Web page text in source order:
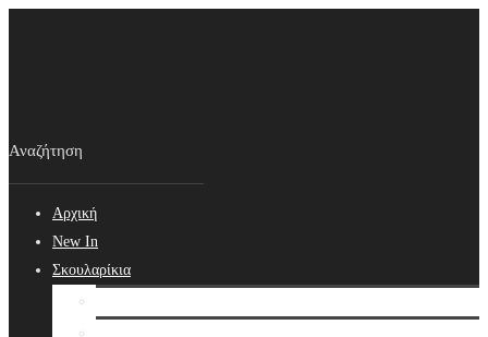
Αρχική
New In
Σκουλαρίκια